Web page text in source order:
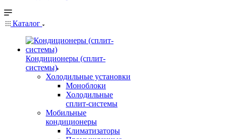
Каталог
Кондиционеры (сплит-
системы)
Холодильные установки
Моноблоки
Холодильные
сплит-системы
Мобильные
кондиционеры
Климатизаторы